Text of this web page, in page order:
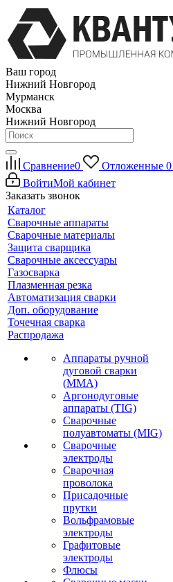
Ваш город
Нижний Новгород
Мурманск
Москва
Нижний Новгород
Сравнение0 Отложенные 0
ВойтиМой кабинет
Заказать звонок
Каталог
Сварочные аппараты
Сварочные материалы
Защита сварщика
Сварочные аксессуары
Газосварка
Плазменная резка
Автоматизация сварки
Доп. оборудование
Точечная сварка
Распродажа
Аппараты ручной
дуговой сварки
(MMA)
Аргонодуговые
аппараты (TIG)
Сварочные
полуавтоматы (MIG)
Сварочные
электроды
Сварочная
проволока
Присадочные
прутки
Вольфрамовые
электроды
Графитовые
электроды
Флюсы